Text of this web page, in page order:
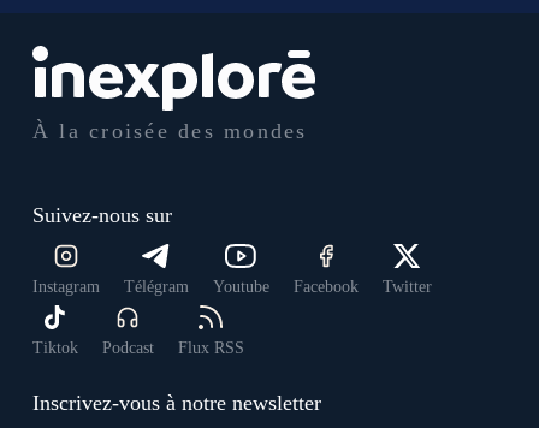
À la croisée des mondes
Suivez-nous sur
Instagram Télégram Youtube Facebook Twitter
Tiktok Podcast Flux RSS
Inscrivez-vous à notre newsletter